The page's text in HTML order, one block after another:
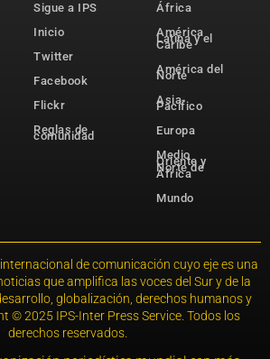
Sigue a IPS
Inicio
Twitter
Facebook
Flickr
Reglas de
comunidad
África
América
Latina y el
Caribe
América del
Norte
Asia-
Pacífico
Europa
Medio
Oriente y
Norte de
África
Mundo
de comunicación cuyo eje es una
que amplifica las voces del Sur y de la
globalización, derechos humanos y
© 2025 IPS-Inter Press Service. Todos los
derechos reservados.